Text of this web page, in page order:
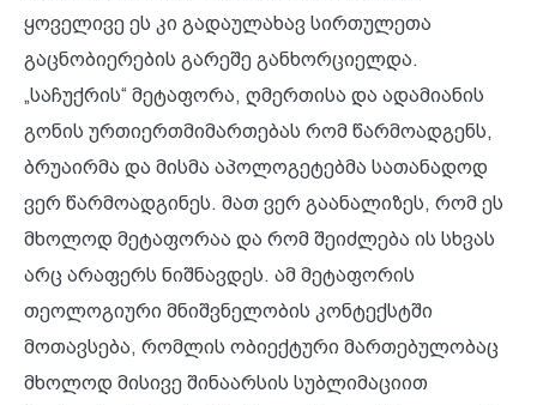
ყოველივე ეს კი გადაულახავ სირთულეთა
გაცნობიერების გარეშე განხორციელდა.
„საჩუქრის“ მეტაფორა, ღმერთისა და ადამიანის
გონის ურთიერთმიმართებას რომ წარმოადგენს,
ბრუაირმა და მისმა აპოლოგეტებმა სათანადოდ
ვერ წარმოადგინეს. მათ ვერ გაანალიზეს, რომ ეს
მხოლოდ მეტაფორაა და რომ შეიძლება ის სხვას
არც არაფერს ნიშნავდეს. ამ მეტაფორის
თეოლოგიური მნიშვნელობის კონტექსტში
მოთავსება, რომლის ობიექტური მართებულობაც
მხოლოდ მისივე შინაარსის სუბლიმაციით